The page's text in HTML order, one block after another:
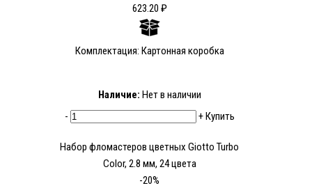
623.20 ₽
Комплектация: Картонная коробка
Наличие: Нет в наличии
-
+Купить
Набор фломастеров цветных Giotto Turbo
Color, 2.8 мм, 24 цвета
-20%